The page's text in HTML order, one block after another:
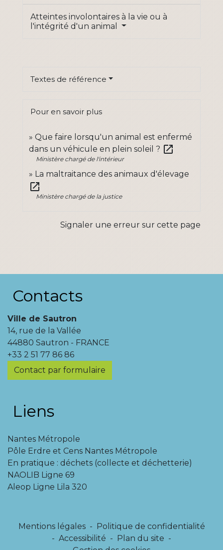
Atteintes involontaires à la vie ou à
l'intégrité d'un animal
Textes de référence
Pour en savoir plus
Que faire lorsqu'un animal est enfermé
dans un véhicule en plein soleil ? open_in_new
Ministère chargé de l'intérieur
La maltraitance des animaux d'élevage
open_in_new
Ministère chargé de la justice
Signaler une erreur sur cette page
Contacts
Ville de Sautron
14, rue de la Vallée
44880 Sautron - FRANCE
+33 2 51 77 86 86
Contact par formulaire
Liens
Nantes Métropole
Pôle Erdre et Cens Nantes Métropole
En pratique : déchets (collecte et déchetterie)
NAOLIB Ligne 69
Aleop Ligne Lila 320
Mentions légales -
Politique de confidentialité
- Accessibilité - Plan du site -